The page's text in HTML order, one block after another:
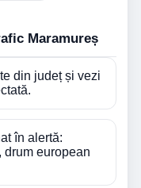
Maramureș
din județ și vezi
în alertă:
drum european